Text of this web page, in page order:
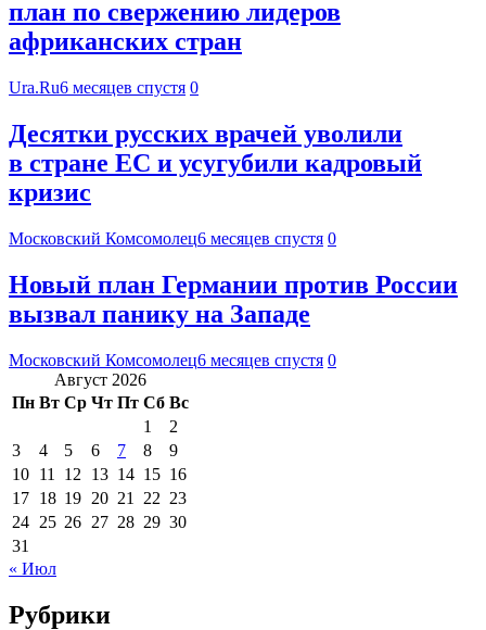
план по свержению лидеров
африканских стран
Ura.Ru6 месяцев спустя 0
Десятки русских врачей уволили
в стране ЕС и усугубили кадровый
кризис
Московский Комсомолец6 месяцев спустя 0
Новый план Германии против России
вызвал панику на Западе
Московский Комсомолец6 месяцев спустя 0
Август 2026
Пн Вт Ср Чт Пт Сб Вс
1
2
3
4 5 6 7 8
9
10 11 12 13 14 15 16
17 18 19 20 21 22 23
24 25 26 27 28 29 30
31
« Июл
Рубрики